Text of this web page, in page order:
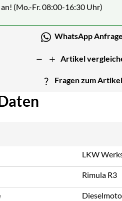
an! (Mo.-Fr. 08:00-16:30 Uhr)
WhatsApp Anfrage
Artikel
Fragen zum Artikel
LKW
Rimula R3